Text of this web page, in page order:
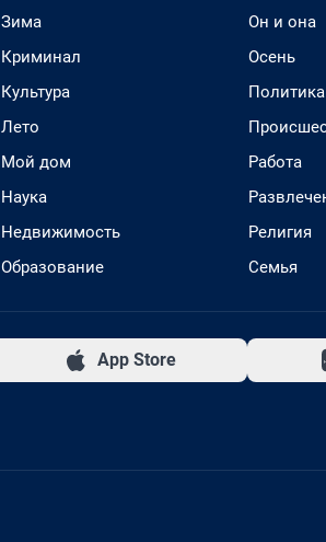
Зима
Криминал
Культура
Лето
Мой дом
Наука
Недвижимость
Образование
Он и она
Осень
Политика
Работа
Религия
Семья
App Store